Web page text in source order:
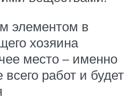
элементом в
хозяина
место – именно
работ и будет